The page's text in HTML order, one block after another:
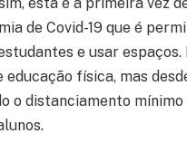
de Covid-19 que é
e usar espaços.
educação física, mas
o distanciamento mínimo